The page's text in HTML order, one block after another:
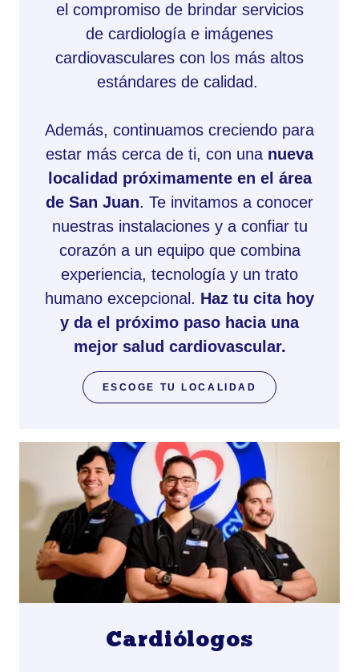
el compromiso de brindar servicios
de cardiología e imágenes
cardiovasculares con los más altos
estándares de calidad.
Además, continuamos creciendo para
estar más cerca de ti, con una nueva
localidad próximamente en el área
de San Juan. Te invitamos a conocer
nuestras instalaciones y a confiar tu
corazón a un equipo que combina
experiencia, tecnología y un trato
humano excepcional. Haz tu cita hoy
y da el próximo paso hacia una
mejor salud cardiovascular.
ESCOGE TU LOCALIDAD
Cardiólogos